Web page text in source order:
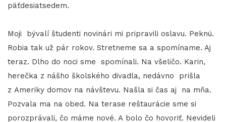
päťdesiatsedem.
Moji bývalí študenti novinári mi pripravili oslavu. Peknú.
Robia tak už pár rokov. Stretneme sa a spomíname. Aj
teraz. Dlho do noci sme spomínali. Na všeličo. Karin,
herečka z nášho školského divadla, nedávno prišla
z Ameriky domov na návštevu. Našla si čas aj na mňa.
Pozvala ma na obed. Na terase reštaurácie sme si
porozprávali, čo máme nové. A bolo čo hovoriť. Nevideli